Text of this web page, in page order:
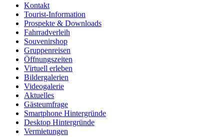
Kontakt
Tourist-Information
Prospekte & Downloads
Fahrradverleih
Souvenirshop
Gruppenreisen
Öffnungszeiten
Virtuell erleben
Bildergalerien
Videogalerie
Aktuelles
Gästeumfrage
Smartphone Hintergründe
Desktop Hintergründe
Vermietungen